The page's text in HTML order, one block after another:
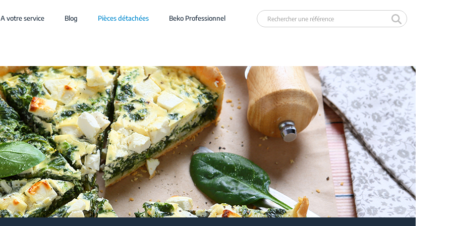
A votre service Blog Pièces détachées Beko Professionnel